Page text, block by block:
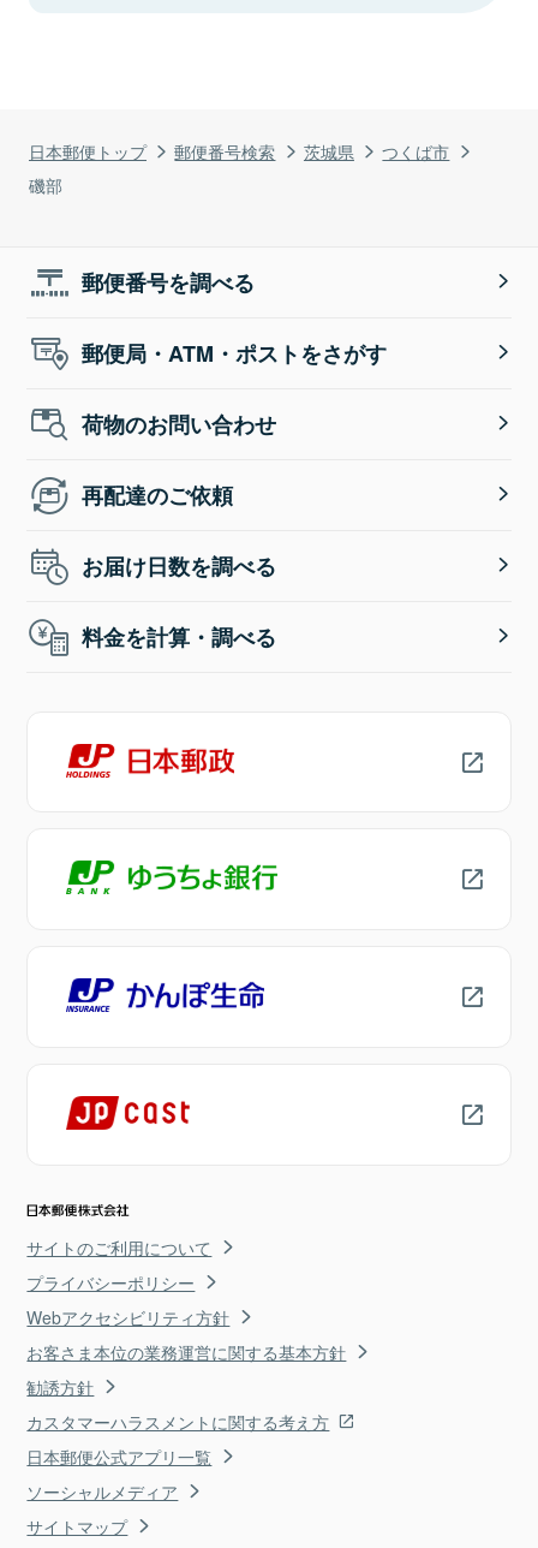
日本郵便トップ 郵便番号検索 茨城県
つくば市
磯部
郵便番号を調べる
郵便局・ATM・ポストをさがす
荷物のお問い合わせ
再配達のご依頼
お届け日数を調べる
料金を計算・調べる
サイトのご利用について
プライバシーポリシー
Webアクセシビリティ方針
お客さま本位の業務運営に関する基本方針
勧誘方針
カスタマーハラスメントに関する考え方
日本郵便公式アプリ一覧
ソーシャルメディア
サイトマップ